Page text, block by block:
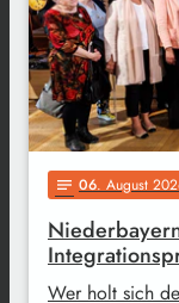
notes 06. August
Wer holt sich